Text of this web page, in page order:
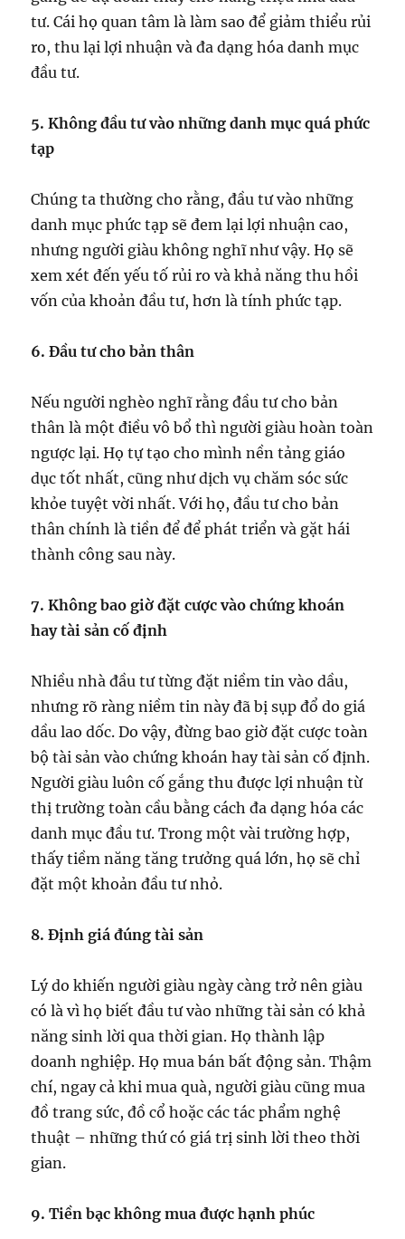
tư. Cái họ quan tâm là làm sao để giảm thiểu rủi
ro, thu lại lợi nhuận và đa dạng hóa danh mục
đầu tư.
5. Không đầu tư vào những danh mục quá phức
tạp
Chúng ta thường cho rằng, đầu tư vào những
danh mục phức tạp sẽ đem lại lợi nhuận cao,
nhưng người giàu không nghĩ như vậy. Họ sẽ
xem xét đến yếu tố rủi ro và khả năng thu hồi
vốn của khoản đầu tư, hơn là tính phức tạp.
6. Đầu tư cho bản thân
Nếu người nghèo nghĩ rằng đầu tư cho bản
thân là một điều vô bổ thì người giàu hoàn toàn
ngược lại. Họ tự tạo cho mình nền tảng giáo
dục tốt nhất, cũng như dịch vụ chăm sóc sức
khỏe tuyệt vời nhất. Với họ, đầu tư cho bản
thân chính là tiền để để phát triển và gặt hái
thành công sau này.
7. Không bao giờ đặt cược vào chứng khoán
hay tài sản cố định
Nhiều nhà đầu tư từng đặt niềm tin vào dầu,
nhưng rõ ràng niềm tin này đã bị sụp đổ do giá
dầu lao dốc. Do vậy, đừng bao giờ đặt cược toàn
bộ tài sản vào chứng khoán hay tài sản cố định.
Người giàu luôn cố gắng thu được lợi nhuận từ
thị trường toàn cầu bằng cách đa dạng hóa các
danh mục đầu tư. Trong một vài trường hợp,
thấy tiềm năng tăng trưởng quá lớn, họ sẽ chỉ
đặt một khoản đầu tư nhỏ.
8. Định giá đúng tài sản
Lý do khiến người giàu ngày càng trở nên giàu
có là vì họ biết đầu tư vào những tài sản có khả
năng sinh lời qua thời gian. Họ thành lập
doanh nghiệp. Họ mua bán bất động sản. Thậm
chí, ngay cả khi mua quà, người giàu cũng mua
đồ trang sức, đồ cổ hoặc các tác phẩm nghệ
thuật – những thứ có giá trị sinh lời theo thời
gian.
9. Tiền bạc không mua được hạnh phúc